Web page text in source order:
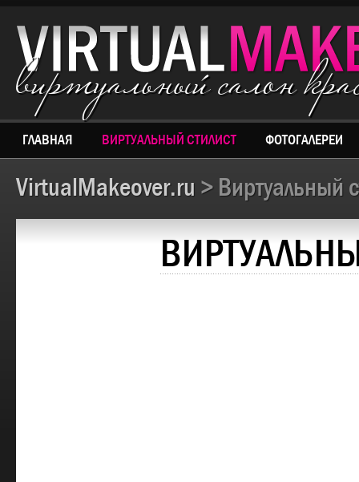
виртуальный салон
ГЛАВНАЯ ВИРТУАЛЬНЫЙ СТИЛИСТ ФОТОГАЛЕРЕИ
VirtualMakeover.ru > Виртуальный